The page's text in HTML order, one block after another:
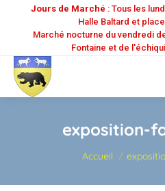
Jours de Marché : Tous les
Halle Baltard et
Marché nocturne du vendredi
Fontaine et de
exposition-
Vous êtes ici :
Accueil